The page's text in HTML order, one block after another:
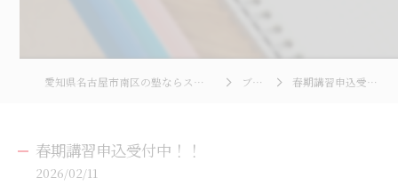
愛知県名古屋市南区の塾ならスクールIE 笠寺校 ブログ 春期講習申込受付中！！
春期講習申込受付中！！
2026/02/11